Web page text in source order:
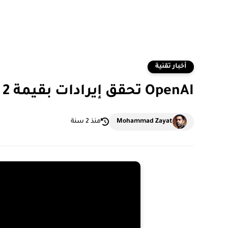
أخبار تقنية
OpenAI تحقق إيرادات بقيمة 2 مليار دولار - تقرير الـ FT
Mohammad Zayat منذ 2 سنة